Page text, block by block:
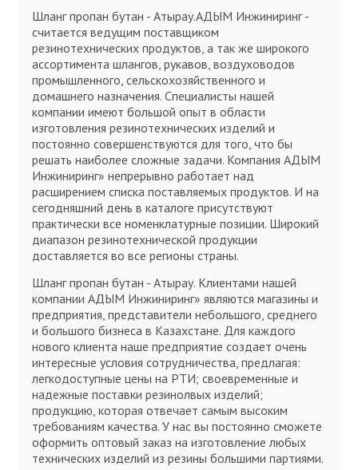
Шланг пропан бутан - Атырау.АДЫМ Инжиниринг -
считается ведущим поставщиком
резинотехнических продуктов, а так же широкого
ассортимента шлангов, рукавов, воздуховодов
промышленного, сельскохозяйственного и
домашнего назначения. Специалисты нашей
компании имеют большой опыт в области
изготовления резинотехнических изделий и
постоянно совершенствуются для того, что бы
решать наиболее сложные задачи. Компания АДЫМ
Инжиниринг» непрерывно работает над
расширением списка поставляемых продуктов. И на
сегодняшний день в каталоге присутствуют
практически все номенклатурные позиции. Широкий
диапазон резинотехнической продукции
доставляется во все регионы страны.
Шланг пропан бутан - Атырау. Клиентами нашей
компании АДЫМ Инжиниринг» являются магазины и
предприятия, представители небольшого, среднего
и большого бизнеса в Казахстане. Для каждого
нового клиента наше предприятие создает очень
интересные условия сотрудничества, предлагая:
легкодоступные цены на РТИ; своевременные и
надежные поставки резинолвых изделий;
продукцию, которая отвечает самым высоким
требованиям качества. У нас вы постоянно сможете
оформить оптовый заказ на изготовление любых
технических изделий из резины большими партиями.